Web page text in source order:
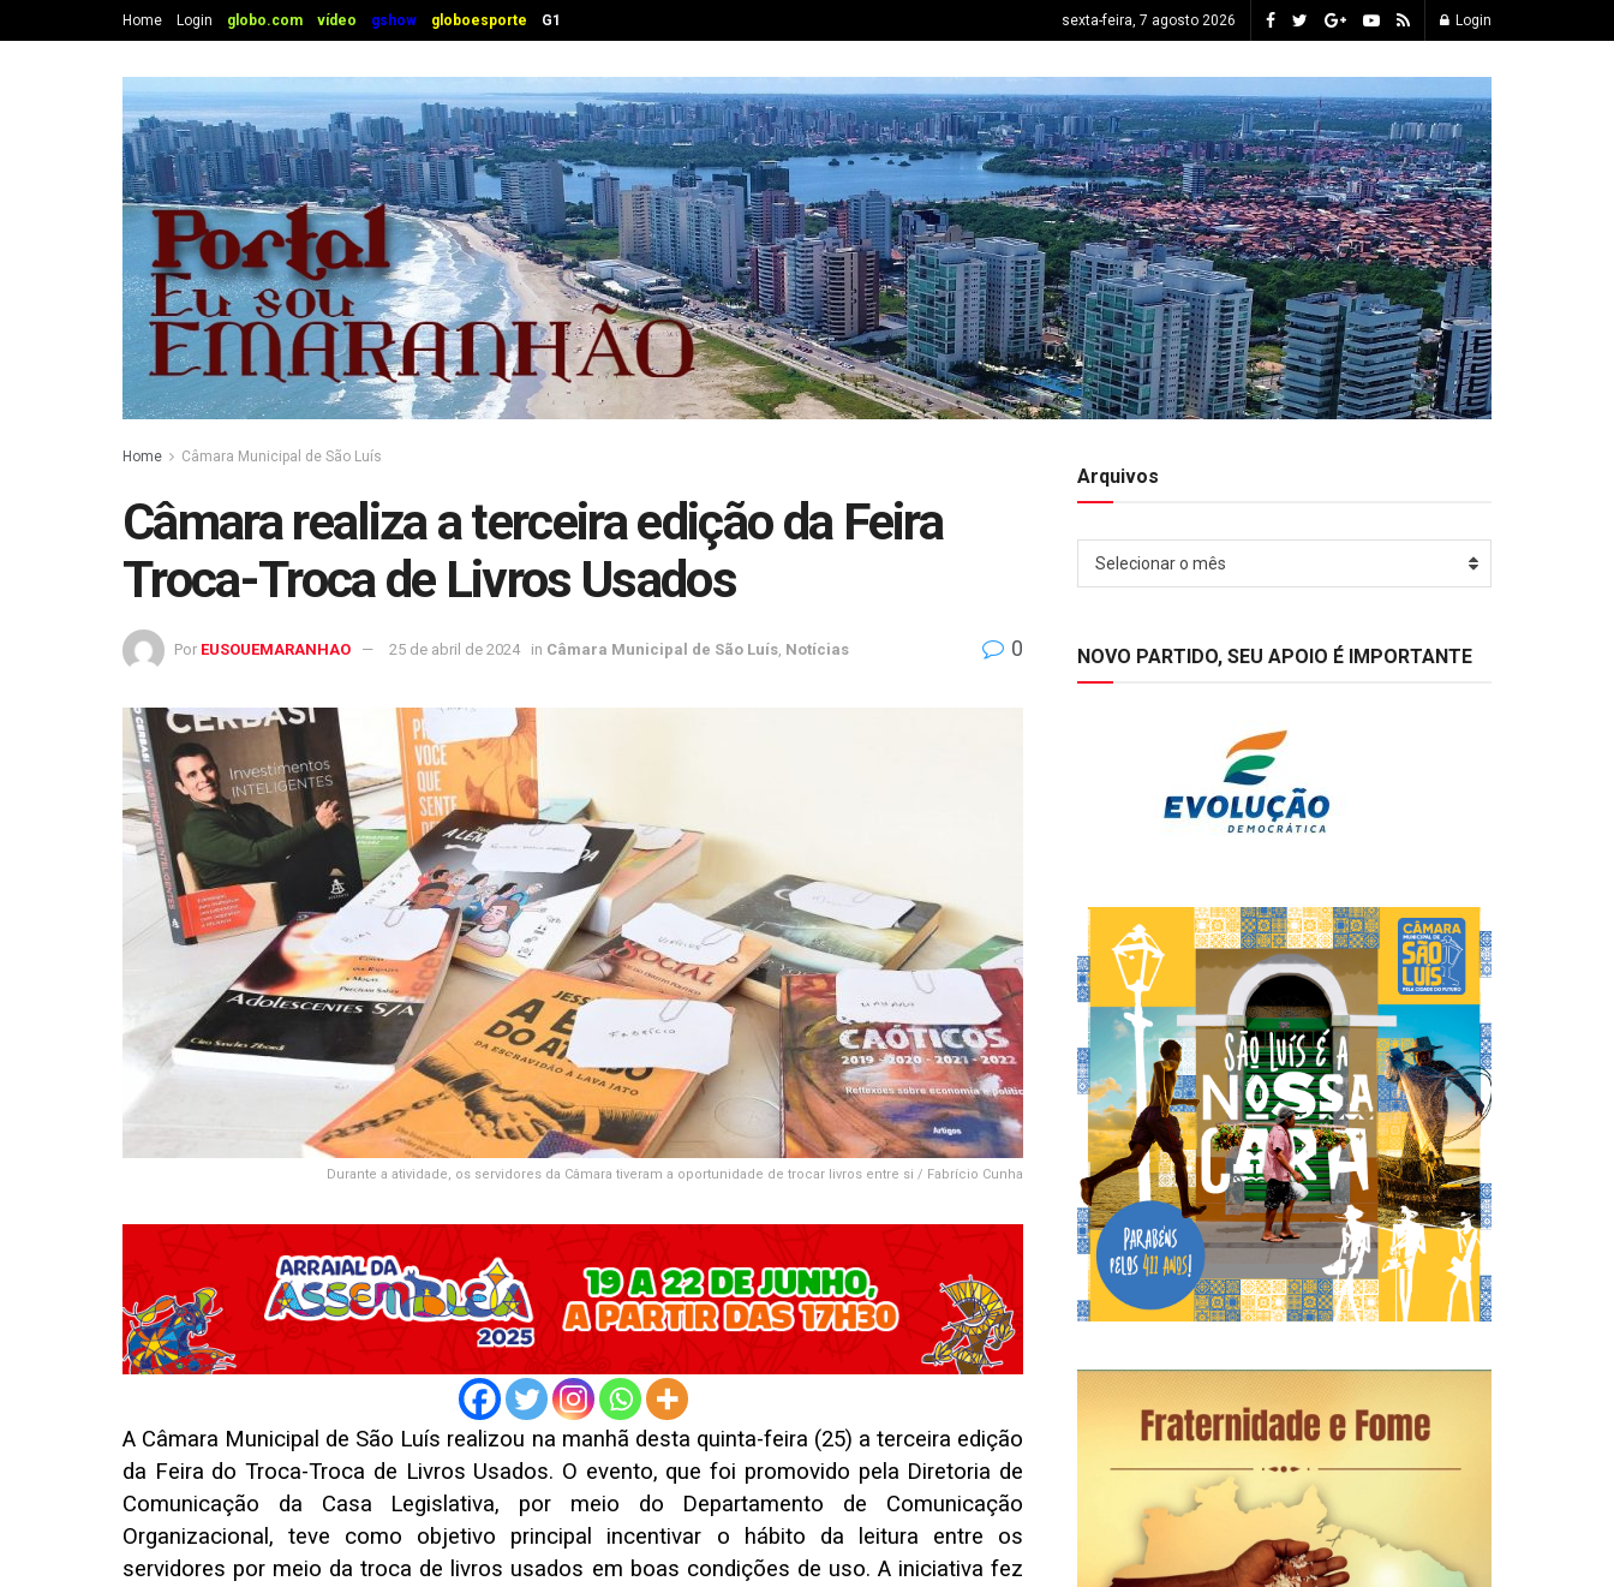
Home Login globo.com vídeo gshow globoesporte G1 sexta-feira, 7 agosto 2026 Login
Home Câmara Municipal de São Luís
Câmara realiza a terceira edição da Feira
Troca-Troca de Livros Usados
Por EUSOUEMARANHAO 25 de abril de 2024 in Câmara Municipal de São Luís Notícias 0
Durante a atividade, os servidores da Câmara tiveram a oportunidade de trocar livros entre si / Fabrício Cunha
A Câmara Municipal de São Luís realizou na manhã desta quinta-feira (25) a terceira edição
da Feira do Troca-Troca de Livros Usados. O evento, que foi promovido pela Diretoria de
Comunicação da Casa Legislativa, por meio do Departamento de Comunicação
Organizacional, teve como objetivo principal incentivar o hábito da leitura entre os
servidores por meio da troca de livros usados em boas condições de uso. A iniciativa fez
Arquivos
Selecionar o mês
NOVO PARTIDO, SEU APOIO É IMPORTANTE